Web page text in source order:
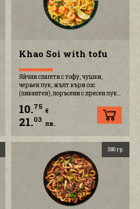
Khao Soi with tofu
Яйчни спагети с тофу, чушки,
червен лук, жълт къри сос
(пикантен), поръсени с пресен лук
10.75 €
21.03 лв.
380 гр.